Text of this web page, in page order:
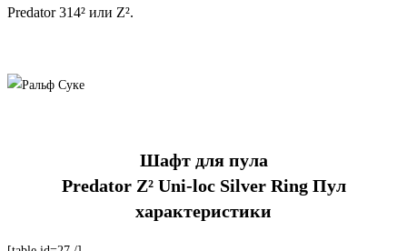
Predator 314² или Z².
Шафт для пула
Predator Z² Uni-loc Silver Ring Пул
характеристики